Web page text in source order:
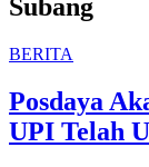
Subang
BERITA
Posdaya
UPI Telah